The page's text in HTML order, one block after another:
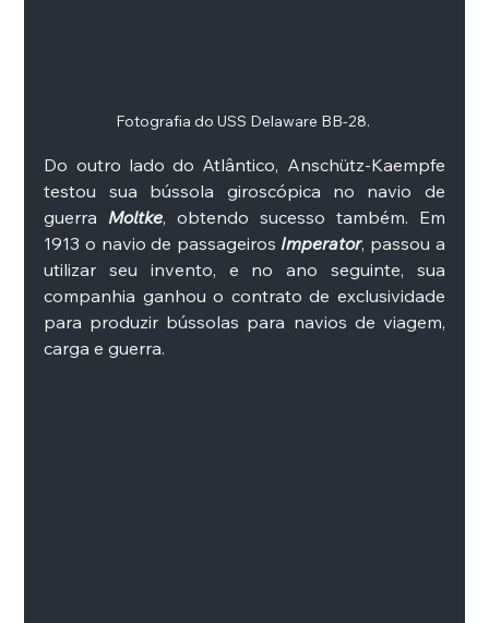
Fotografia do USS Delaware BB-28.
Do outro lado do Atlântico, Anschütz-Kaempfe
testou sua bússola giroscópica no navio de
guerra Moltke, obtendo sucesso também. Em
1913 o navio de passageiros Imperator, passou a
utilizar seu invento, e no ano seguinte, sua
companhia ganhou o contrato de exclusividade
para produzir bússolas para navios de viagem,
carga e guerra.